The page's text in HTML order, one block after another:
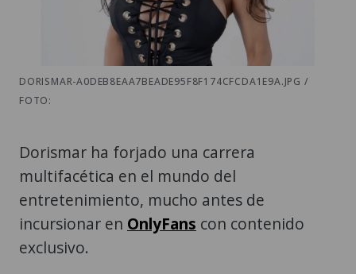
DORISMAR-A0DEB8EAA7BEADE95F8F174CFCDA1E9A.JPG /
FOTO:
Dorismar ha forjado una carrera
multifacética en el mundo del
entretenimiento, mucho antes de
incursionar en OnlyFans con contenido
exclusivo.